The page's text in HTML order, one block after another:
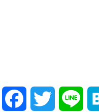
Facebook Twitter Line